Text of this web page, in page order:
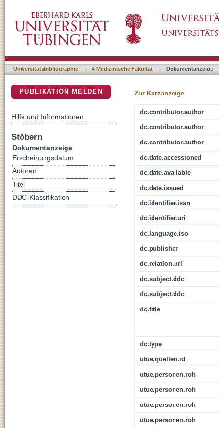
peripheral nerve injury - a systematic review
Universitätsbibliographie → 4 Medizinische Fakultät → Dokumentanzeige
Zur Kurzanzeige
dc.contributor.author
dc.contributor.author
dc.contributor.author
dc.date.accessioned
dc.date.available
dc.date.issued
dc.identifier.issn
dc.identifier.uri
dc.language.iso
dc.publisher
dc.relation.uri
dc.subject.ddc
dc.subject.ddc
dc.title
dc.type
utue.quellen.id
utue.personen.roh
utue.personen.roh
utue.personen.roh
utue.personen.roh
PUBLIKATION MELDEN
Hilfe und Informationen
Stöbern
Dokumentanzeige
Erscheinungsdatum
Autoren
Titel
DDC-Klassifikation